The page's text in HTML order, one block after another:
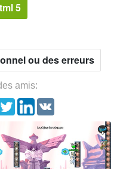
5
ou des erreurs
amis: